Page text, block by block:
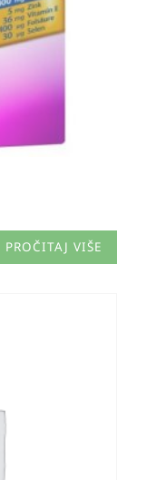
PROČITAJ VIŠE